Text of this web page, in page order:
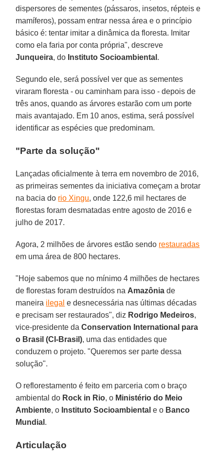
dispersores de sementes (pássaros, insetos, répteis e
mamíferos), possam entrar nessa área e o princípio
básico é: tentar imitar a dinâmica da floresta. Imitar
como ela faria por conta própria", descreve
Junqueira, do Instituto Socioambiental .
Segundo ele, será possível ver que as sementes
viraram floresta - ou caminham para isso - depois de
três anos, quando as árvores estarão com um porte
mais avantajado. Em 10 anos, estima, será possível
identificar as espécies que predominam.
"Parte da solução"
Lançadas oficialmente à terra em novembro de 2016,
as primeiras sementes da iniciativa começam a brotar
na bacia do rio Xingu, onde 122,6 mil hectares de
florestas foram desmatadas entre agosto de 2016 e
julho de 2017.
Agora, 2 milhões de árvores estão sendo restauradas
em uma área de 800 hectares.
"Hoje sabemos que no mínimo 4 milhões de hectares
de florestas foram destruídos na Amazônia de
maneira ilegal e desnecessária nas últimas décadas
e precisam ser restaurados", diz Rodrigo Medeiros,
vice-presidente daConservation International para
o Brasil (CI-Brasil), uma das entidades que
conduzem o projeto. "Queremos ser parte dessa
solução".
O reflorestamento é feito em parceria com o braço
ambiental do Rock in Rio, o Ministério do Meio
Ambiente, o Instituto Socioambiental e o Banco
Mundial .
Articulação